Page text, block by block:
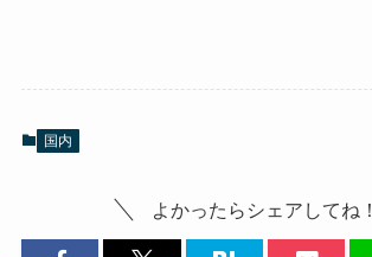
国内
よかったらシェアしてね！